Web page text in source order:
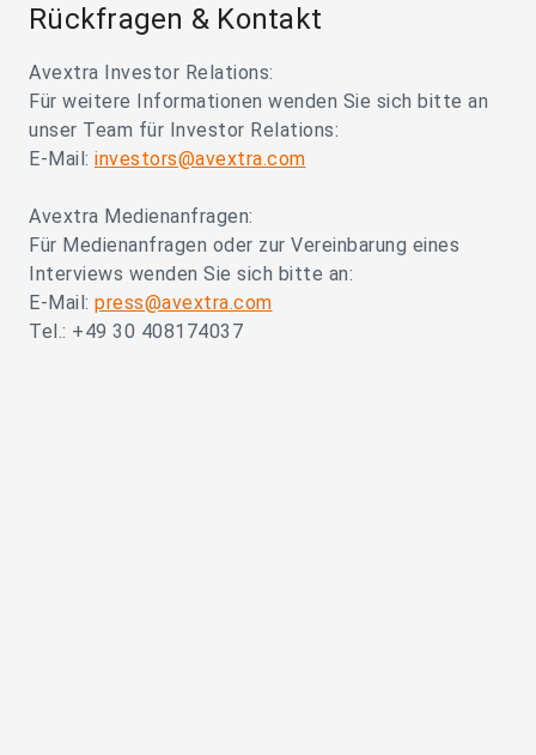
Rückfragen & Kontakt
Avextra Investor Relations:
Für weitere Informationen wenden Sie sich bitte an
unser Team für Investor Relations:
E-Mail: investors@avextra.com
Avextra Medienanfragen:
Für Medienanfragen oder zur Vereinbarung eines
Interviews wenden Sie sich bitte an:
E-Mail: press@avextra.com
Tel.: +49 30 408174037